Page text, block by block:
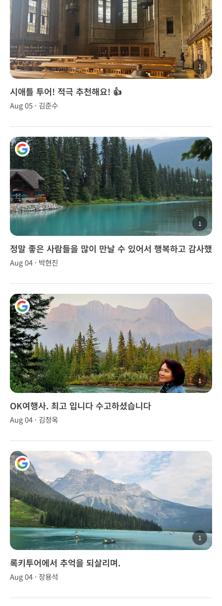
1
시애틀 투어! 적극 추천해요! 👍
Aug 05 · 김준수
1
정말 좋은 사람들을 많이 만날 수 있어서 행복하고 감사했
다.
Aug 04 · 박현진
1
OK여행사. 최고 입니다 수고하셨습니다
Aug 04 · 김정옥
1
록키투어에서 추억을 되살리며.
Aug 04 · 장용석